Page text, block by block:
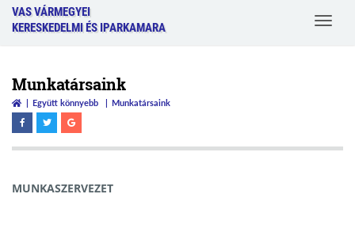
VAS VÁRMEGYEI
KERESKEDELMI ÉS IPARKAMARA
Toggle
Munkatársaink
Együtt könnyebb Munkatársaink
MUNKASZERVEZET